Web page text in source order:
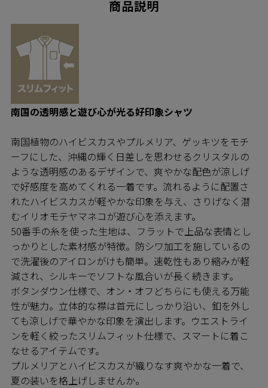
商品説明
南国の透明感と遊び心が光る好印象シャツ
南国植物のハイビスカスやプルメリア、ゲッキツをモチ
ーフにした、沖縄の輝く日差しを思わせるクリスタルの
ような透明感のあるデザインで、爽やかな配色が涼しげ
で好感度を高めてくれる一着です。流れるように配置さ
れたハイビスカスが軽やかな印象を与え、さりげなく潜
むイリオモテヤマネコが遊び心を添えます。
50番手の糸を使った生地は、フラットで上品な表情とし
っかりとした素材感が特徴。防シワ加工を施しているの
で洗濯後のアイロンがけも簡単。速乾性もあり縮みが軽
減され、シルキーでソフトな風合いが長く続きます。
ボタンダウン仕様で、オン・オフどちらにも使える万能
性が魅力。立体的な襟は首元にしっかり沿い、釦を外し
ても涼しげで華やかな印象を演出します。ウエストライ
ンを軽く絞ったスリムフィット仕様で、スマートに着こ
なせるアイテムです。
プルメリアとハイビスカスが織りなす爽やかな一着で、
夏の装いを格上げしませんか。